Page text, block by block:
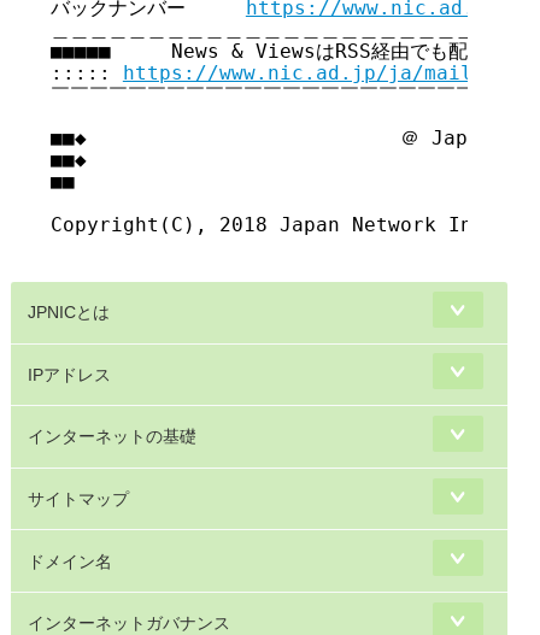
バックナンバー
https://www.nic.ad.jp/ja/
■■■■■     News & ViewsはRSS経由でも配信し
::::: https://www.nic.ad.jp/ja/
￣￣￣￣￣￣￣￣￣￣￣￣￣￣￣￣￣￣￣￣￣￣￣￣
■■◆                          ＠ Japan
■■◆
■■
Copyright(C), 2018 Japan Network
JPNICとは
IPアドレス
インターネットの基礎
サイトマップ
ドメイン名
インターネットガバナンス